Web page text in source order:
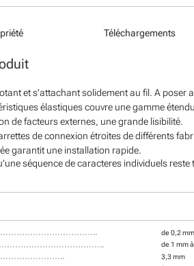
Téléchargements
et s’attachant solidement au fil. A poser
élastiques couvre une gamme
de facteurs externes, une grande lisibilité.
de connexion étroites de différents
garantit une installation rapide.
séquence de caracteres individuels
de 0,2
de 1 mm
3,3 mm